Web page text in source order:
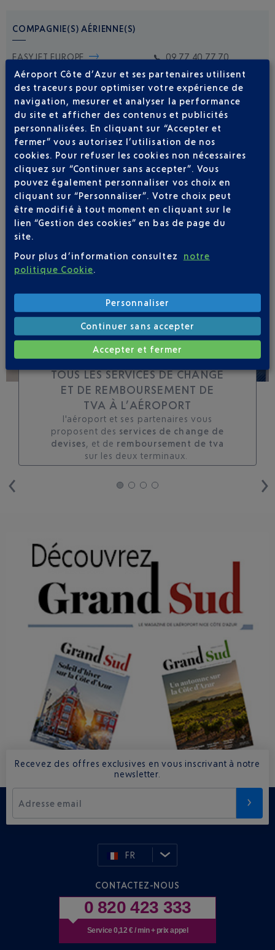
COMPAGNIE(S) AÉRIENNE(S)
EASYJET EUROPE 09 77 40 77 70
Soyez notifié(e) de
toutes les évolutions
pour ce vol
SUIVRE CE VOL
TOUS LES SERVICES DE CHANGE
ET DE REMBOURSEMENT DE
TVA À L’AÉROPORT
l'aéroport et ses partenaires vous
proposent des services de change de
devises , et de remboursement de tva
sur les deux terminaux. ​
Recevez des offres exclusives en vous inscrivant à notre
newsletter.
Adresse email
FR
CONTACTEZ-NOUS
0 820 423 333
Service 0,12 € / min + prix appel
Aéroport Côte d’Azur et ses partenaires utilisent
des traceurs pour optimiser votre expérience de
navigation, mesurer et analyser la performance
du site et afficher des contenus et publicités
personnalisées. En cliquant sur “Accepter et
fermer” vous autorisez l’utilisation de nos
cookies. Pour refuser les cookies non nécessaires
cliquez sur “Continuer sans accepter”. Vous
pouvez également personnaliser vos choix en
cliquant sur “Personnaliser”. Votre choix peut
être modifié à tout moment en cliquant sur le
lien “Gestion des cookies” en bas de page du
site.
Pour plus d’information consultez
notre
politique Cookie
Personnaliser
Continuer sans accepter
Accepter et fermer